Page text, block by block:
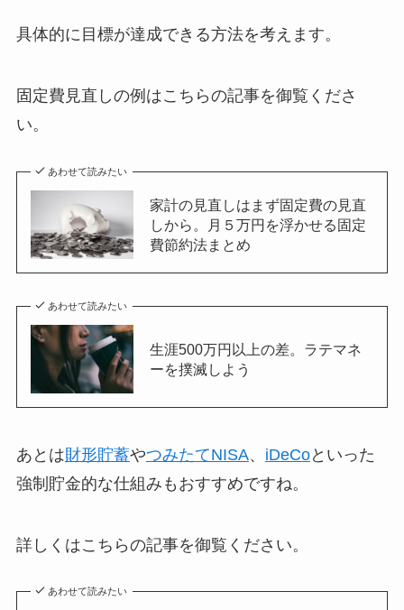
具体的に目標が達成できる方法を考えます。
固定費見直しの例はこちらの記事を御覧くださ
い。
あわせて読みたい
家計の見直しはまず固定費の見直
しから。月５万円を浮かせる固定
費節約法まとめ
あわせて読みたい
生涯500万円以上の差。ラテマネ
ーを撲滅しよう
あとは財形貯蓄やつみたてNISA、 iDeCoといった
強制貯金的な仕組みもおすすめですね。
詳しくはこちらの記事を御覧ください。
あわせて読みたい